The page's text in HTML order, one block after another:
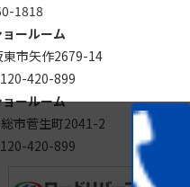
1818
ールーム
市矢作2679-14
420-899
ールーム
市菅生町2041-2
420-899